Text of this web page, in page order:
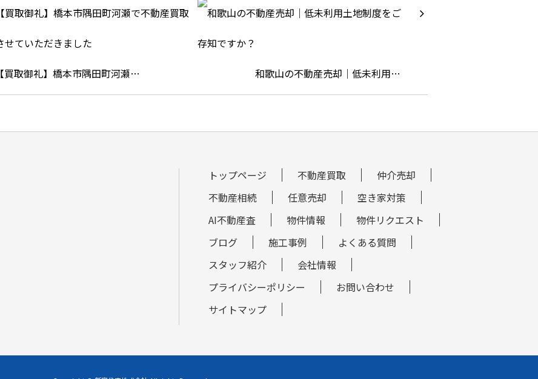
【買取御礼】橋本市隅田町河瀬… 和歌山の不動産売却｜低未利用…
トップページ 不動産買取
仲介売却
不動産相続
任意売却
空き家対策
AI不動産査
物件情報
物件リクエスト
ブログ
施工事例
よくある質問
スタッフ紹介
会社情報
プライバシーポリシー
お問い合わせ
サイトマップ